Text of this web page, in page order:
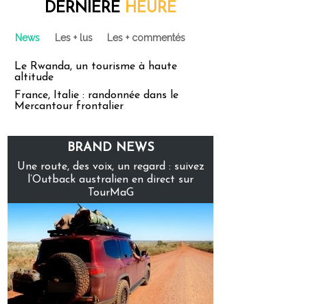
DERNIÈRE HEURE
News Les + lus Les + commentés
Le Rwanda, un tourisme à haute
altitude
France, Italie : randonnée dans le
Mercantour frontalier
BRAND NEWS
Une route, des voix, un regard : suivez
l’Outback australien en direct sur
TourMaG